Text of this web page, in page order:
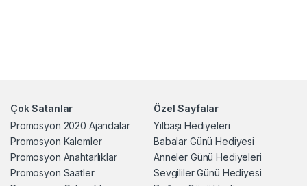
Çok Satanlar
Promosyon 2020 Ajandalar
Promosyon Kalemler
Promosyon Anahtarlıklar
Promosyon Saatler
Özel Sayfalar
Yılbaşı Hediyeleri
Babalar Günü Hediyesi
Anneler Günü Hediyeleri
Sevgililer Günü Hediyesi